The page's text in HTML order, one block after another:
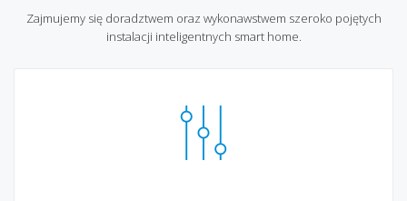
Zajmujemy się doradztwem oraz wykonawstwem szeroko pojętych
instalacji inteligentnych smart home.